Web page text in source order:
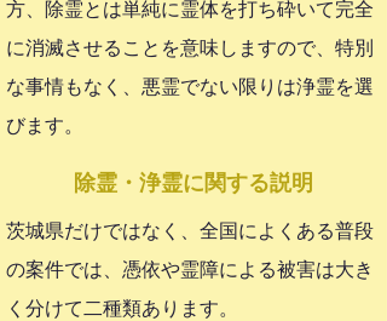
方、除霊とは単純に霊体を打ち砕いて完全
に消滅させることを意味しますので、特別
な事情もなく、悪霊でない限りは浄霊を選
びます。
​除霊・浄霊に関する説明
茨城県だけではなく、全国によくある普段
の案件では、憑依や霊障による被害は大き
く分けて二種類あります。